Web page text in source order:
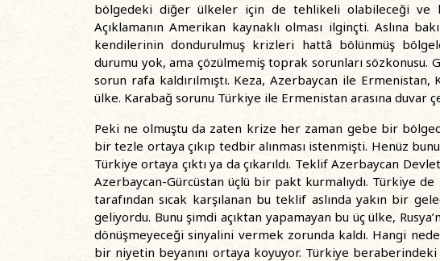
bölgedeki diğer ülkeler için de tehlikeli olabileceği ve
Açıklamanın Amerikan kaynaklı olması ilginçti. Aslına
kendilerinin dondurulmuş krizleri hattâ bölünmüş
durumu yok, ama çözülmemiş toprak sorunları sözkonusu.
sorun rafa kaldırılmıştı. Keza, Azerbaycan ile
ülke. Karabağ sorunu Türkiye ile Ermenistan arasına duvar
Peki ne olmuştu da zaten krize her zaman gebe bir
bir tezle ortaya çıkıp tedbir alınması istenmişti. Henüz
Türkiye ortaya çıktı ya da çıkarıldı. Teklif Azerbaycan
Azerbaycan-Gürcüstan üçlü bir pakt kurmalıydı. Türkiye
tarafından sıcak karşılanan bu teklif aslında yakın bir
geliyordu. Bunu şimdi açıktan yapamayan bu üç ülke,
dönüşmeyeceği sinyalini vermek zorunda kaldı. Hangi
bir niyetin beyanını ortaya koyuyor. Türkiye